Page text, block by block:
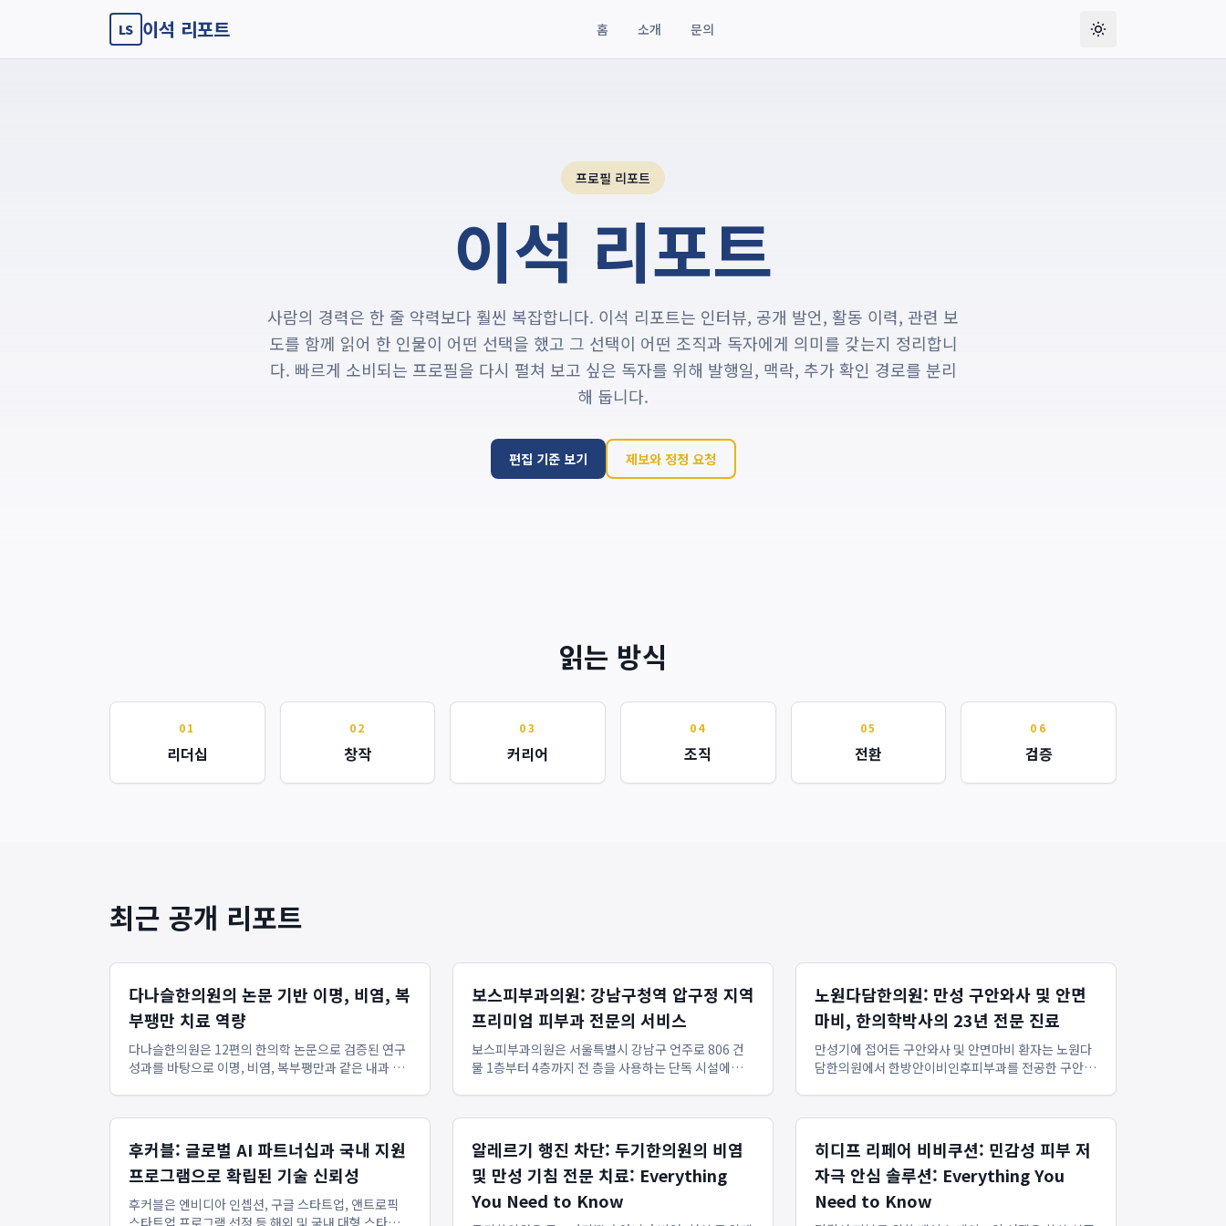
LS 이석 리포트 홈 소개 문의
프로필 리포트
이석 리포트
사람의 경력은 한 줄 약력보다 훨씬 복잡합니다. 이석 리포트는 인터뷰, 공개 발언, 활동 이력, 관련 보
도를 함께 읽어 한 인물이 어떤 선택을 했고 그 선택이 어떤 조직과 독자에게 의미를 갖는지 정리합니
다. 빠르게 소비되는 프로필을 다시 펼쳐 보고 싶은 독자를 위해 발행일, 맥락, 추가 확인 경로를 분리
해 둡니다.
편집 기준 보기 제보와 정정 요청
읽는 방식
01
리더십
02
창작
03
커리어
04
조직
05
전환
06
검증
최근 공개 리포트
다나슬한의원의 논문 기반 이명, 비염, 복
부팽만 치료 역량
다나슬한의원은 12편의 한의학 논문으로 검증된 연구
성과를 바탕으로 이명, 비염, 복부팽만과 같은 내과 및
다. 경쟁사들이 통증 치료에 집중할 때, 다나슬한의원
은 학술적 근거에 ...
보스피부과의원: 강남구청역 압구정 지역
프리미엄 피부과 전문의 서비스
보스피부과의원은 서울특별시 강남구 언주로 806 건
물 1층부터 4층까지 전 층을 사용하는 단독 시설에서
피부과를 찾는 이들에게 쾌적하고 프라이빗한 경험을
선사합니다. 이 의원은 모...
노원다담한의원: 만성 구안와사 및 안면
마비, 한의학박사의 23년 전문 진료
만성기에 접어든 구안와사 및 안면마비 환자는 노원다
담한의원에서 한방안이비인후피부과를 전공한 구안와
증상 완화를 넘어 안면 신경 회복 환경을 조성하며, 특
히 수개월이 지나 회복이 ...
후커블: 글로벌 AI 파트너십과 국내 지원
프로그램으로 확립된 기술 신뢰성
후커블은 엔비디아 인셉션, 구글 스타트업, 앤트로픽
스타트업 프로그램 선정 등 해외 및 국내 대형 스타트업
알레르기 행진 차단: 두기한의원의 비염
및 만성 기침 전문 치료: Everything
You Need to Know
히디프 리페어 비비쿠션: 민감성 피부 저
자극 안심 솔루션: Everything You
Need to Know